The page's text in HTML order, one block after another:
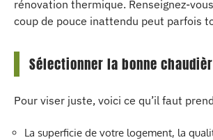
rénovation thermique. Renseignez-
coup de pouce inattendu peut parfois
Sélectionner la bonne
Pour viser juste, voici ce qu’il faut
La superficie de votre logement, la